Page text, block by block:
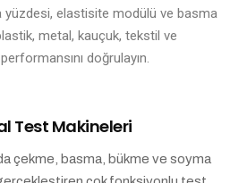
yüzdesi, elastisite modülü ve basma
metal, kauçuk, tekstil ve
doğrulayın.
Test Makineleri
çekme, basma, bükme ve soyma